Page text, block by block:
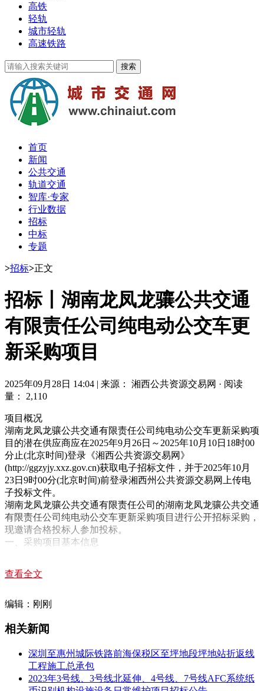
高铁
轻轨
城市轻轨
高速铁路
首页
新闻
公共交通
轨道交通
智库·专家
行业数据
招标
中标
专题
>招标>正文
招标丨湖南龙凤龙骧公共交通
有限责任公司纯电动公交车更
新采购项目
2025年09月28日 14:04 | 来源： 湘西公共资源交易网 · 阅读
量： 2,110
项目概况
湖南龙凤龙骧公共交通有限责任公司纯电动公交车更新采购项
目的潜在供应商应在2025年9月26日～2025年10月10日18时00
分止(北京时间)登录《湘西公共资源交易网》
(http://ggzyjy.xxz.gov.cn)获取电子招标文件，并于2025年10月
23日9时00分(北京时间)前登录湘西州公共资源交易网上传电
子投标文件。
湖南龙凤龙骧公共交通有限责任公司的湖南龙凤龙骧公共交通
有限责任公司纯电动公交车更新采购项目进行公开招标采购，
现邀请合格投标人参加投标。
一、采购项目基本信息
2、项目名称：湖南龙凤龙骧公共交通有限责任公司纯电动公
交车更新采购项目
4、采购预算：6840000.00元(含税)。 □支持预付款，预付比
6、合同定价方式：?固定总价 □固定单价 □成本补偿 □绩效激
7、合同履行期限：详见采购需求。
8、本项目分阶段要求投标人提供以下保证： □投标保证金：
采购项目预算的 / %; ?履约保证金：中标金额的 / %; □预付款
查看全文
编辑：刚刚
相关新闻
深圳至惠州城际铁路前海保税区至坪地段坪地站折返线
工程施工总承包
2023年3号线、3号线北延伸、4号线、7号线AFC系统纸